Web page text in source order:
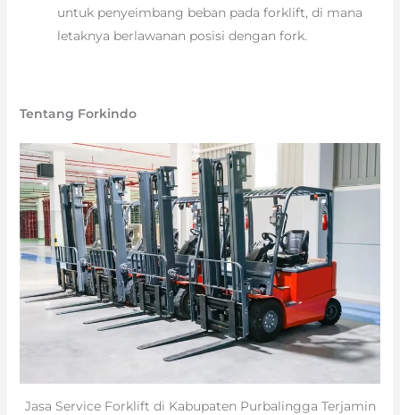
untuk penyeimbang beban pada forklift, di mana
letaknya berlawanan posisi dengan fork.
Tentang Forkindo
Jasa Service Forklift di Kabupaten Purbalingga Terjamin